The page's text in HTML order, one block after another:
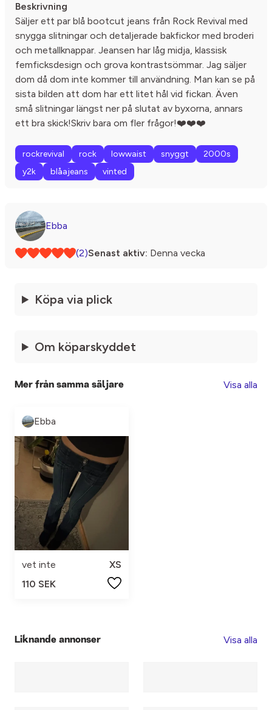
Beskrivning
Säljer ett par blå bootcut jeans från Rock Revival med
snygga slitningar och detaljerade bakfickor med broderi
och metallknappar. Jeansen har låg midja, klassisk
femficksdesign och grova kontrastsömmar. Jag säljer
dom då dom inte kommer till användning. Man kan se på
sista bilden att dom har ett litet hål vid fickan. Även
små slitningar längst ner på slutat av byxorna, annars
ett bra skick!Skriv bara om fler frågor!❤️❤️❤️
rockrevival rock lowwaist snyggt
2000s
y2k
blåajeans vinted
Ebba
(2)Senast aktiv: Denna vecka
Köpa via plick
Om köparskyddet
Mer från samma säljare Visa alla
Ebba
vet inte
XS
110 SEK
Liknande annonser Visa alla